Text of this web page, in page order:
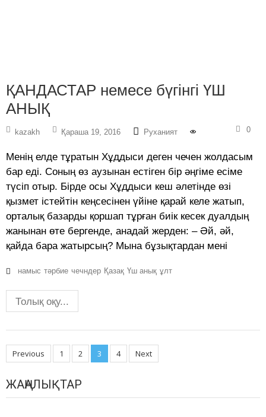
ҚАНДАСТАР немесе бүгінгі ҮШ
АНЫҚ
kazakh Қараша 19, 2016 Руханият 0
Менің елде тұратын Хұддыси деген чечен жолдасым
бар еді. Соның өз аузынан естіген бір әңгіме есіме
түсіп отыр. Бірде осы Хұддыси кеш әлетінде өзі
қызмет істейтін кеңсесінен үйіне қарай келе жатып,
орталық базарды қоршап тұрған биік кесек дуалдың
жанынан өте бергенде, анадай жерден: – Әй, әй,
қайда бара жатырсың? Мына бұзықтардан мені
намыс тәрбие чечндер Қазақ Үш анық ұлт
Толық оқу...
Posts
Previous 1 2 3 4 Next
ЖАҢАЛЫҚТАР